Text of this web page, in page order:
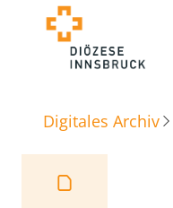
Digitales Archiv